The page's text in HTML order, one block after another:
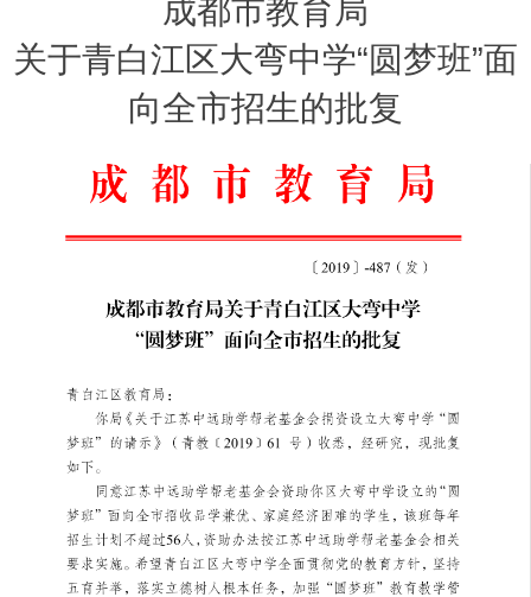
成都市教育局
关于青白江区大弯中学“圆梦班”面
向全市招生的批复